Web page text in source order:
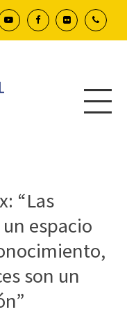
“Las
espacio
son un